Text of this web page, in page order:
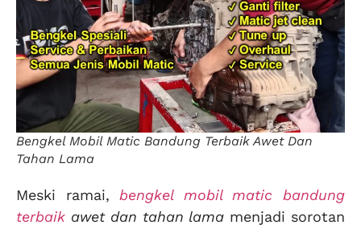
Bengkel Mobil Matic Bandung Terbaik Awet Dan
Tahan Lama
Meski ramai,bengkel mobil matic bandung
terbaik awet dan tahan lama menjadi sorotan